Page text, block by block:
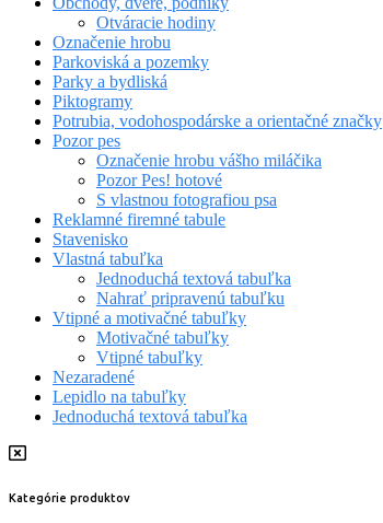
Otváracie hodiny
Označenie hrobu
Parkoviská a pozemky
Parky a bydliská
Piktogramy
Potrubia, vodohospodárske a orientačné značky
Pozor pes
Označenie hrobu vášho miláčika
Pozor Pes! hotové
S vlastnou fotografiou psa
Reklamné firemné tabule
Stavenisko
Vlastná tabuľka
Jednoduchá textová tabuľka
Nahrať pripravenú tabuľku
Vtipné a motivačné tabuľky
Motivačné tabuľky
Vtipné tabuľky
Nezaradené
Lepidlo na tabuľky
Jednoduchá textová tabuľka
Kategórie produktov